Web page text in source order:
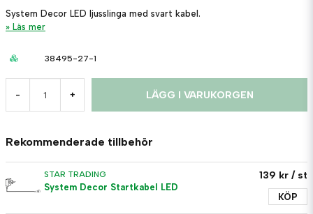
System Decor LED ljusslinga med svart kabel.
Läs mer
38495-27-1
- + LÄGG I VARUKORGEN
Rekommenderade tillbehör
STAR TRADING
System Decor Startkabel LED
139 kr / st
KÖP